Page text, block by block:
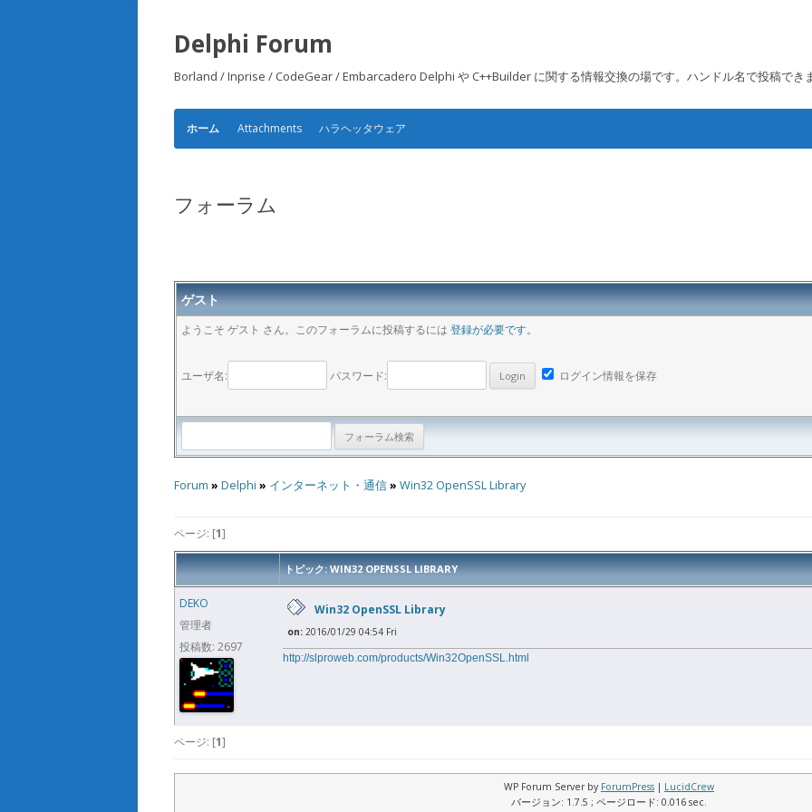
Delphi Forum
Borland / Inprise / CodeGear / Embarcadero Delphi や C++Builder に関する情報交換の場です。ハンドル名で投稿でき
コンテンツへ移動
ホーム Attachments ハラヘッタウェア
フォーラム
ゲスト
ようこそ ゲスト さん。このフォーラムに投稿するには 登録が必要です。
ユーザ名: パスワード: ログイン情報を保存
Forum » Delphi » インターネット・通信» Win32 OpenSSL Library
ページ: [1]
トピック: WIN32 OPENSSL LIBRARY
DEKO
管理者
投稿数: 2697
Win32 OpenSSL Library
on: 2016/01/29 04:54 Fri
http://slproweb.com/products/Win32OpenSSL.html
ページ: [1]
WP Forum Server by ForumPress | LucidCrew
バージョン: 1.7.5 ; ページロード: 0.016 sec.